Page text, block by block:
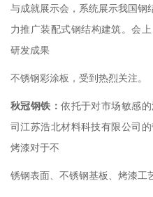
与成就展示会，系统展示我国钢
力推广装配式钢结构建筑。会
研发成果
不锈钢彩涂板，受到热烈关注。
秋冠钢铁：依托于对市场敏感
司江苏浩北材料科技有限公司
烤漆对于不
锈钢表面、不锈钢基板、烤漆工